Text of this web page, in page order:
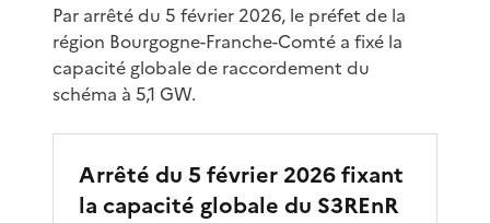
Par arrêté du 5 février 2026, le préfet de la
région Bourgogne-Franche-Comté a fixé la
capacité globale de raccordement du
schéma à 5,1 GW.
Arrêté du 5 février 2026 fixant
la capacité globale du S3REnR